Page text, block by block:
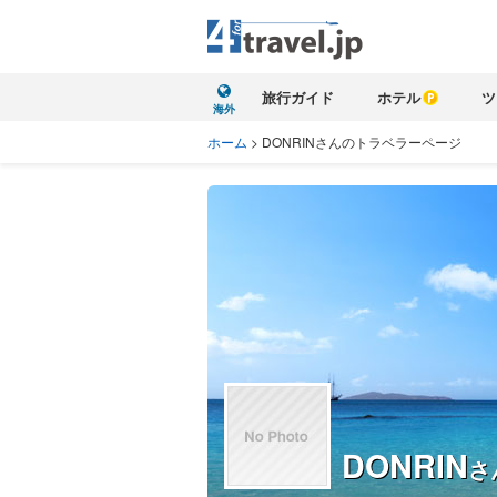
海外
旅行ガイド ホテル
ホーム > DONRINさんのトラベラーページ
DONRINさ